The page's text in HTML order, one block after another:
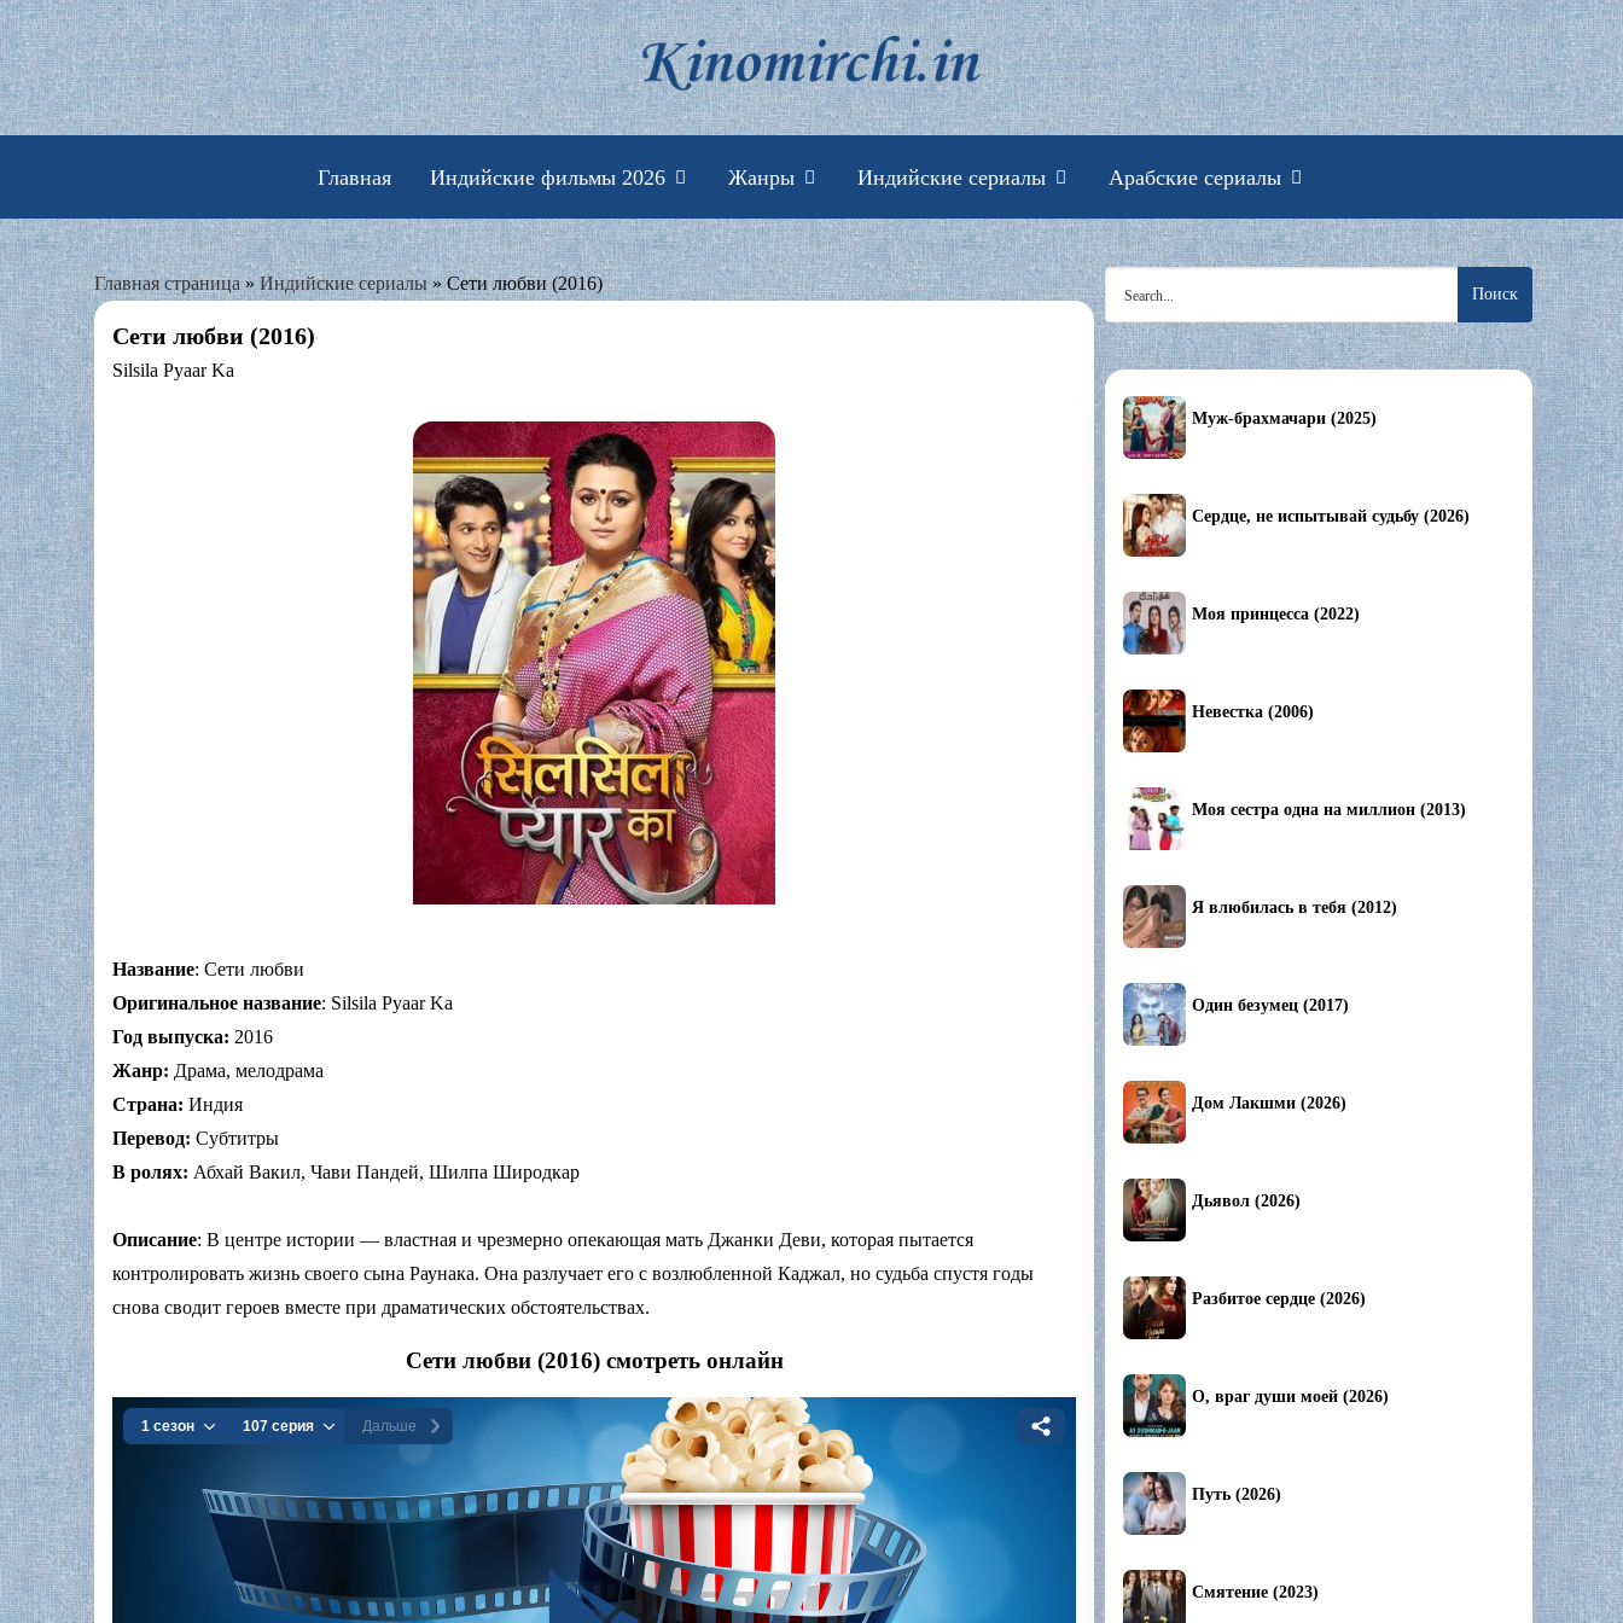
Skip
to
content
Индийские фильмы смотреть онлайн
Главная Индийские фильмы 2026 Жанры Индийские сериалы Арабские сериалы
Главная страница»Индийские сериалы»Сети любви (2016)
Сети любви (2016)
Silsila Pyaar Ka
Название: Сети любви
Оригинальное название: Silsila Pyaar Ka
Год выпуска: 2016
Жанр: Драма, мелодрама
Страна: Индия
Перевод: Субтитры
В ролях: Абхай Вакил, Чави Пандей, Шилпа Широдкар
Описание: В центре истории — властная и чрезмерно опекающая мать Джанки Деви, которая пытается
контролировать жизнь своего сына Раунака. Она разлучает его с возлюбленной Каджал, но судьба спустя годы
снова сводит героев вместе при драматических обстоятельствах.
Сети любви (2016) смотреть онлайн
for:
Муж-брахмачари (2025)
Сердце, не испытывай судьбу (2026)
Моя принцесса (2022)
Невестка (2006)
Моя сестра одна на миллион (2013)
Я влюбилась в тебя (2012)
Один безумец (2017)
Дом Лакшми (2026)
Дьявол (2026)
Разбитое сердце (2026)
О, враг души моей (2026)
Путь (2026)
Смятение (2023)